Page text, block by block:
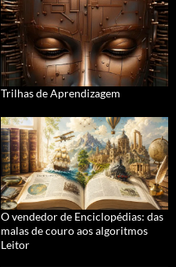
Trilhas de Aprendizagem
O vendedor de Enciclopédias: das
malas de couro aos algoritmos
Leitor